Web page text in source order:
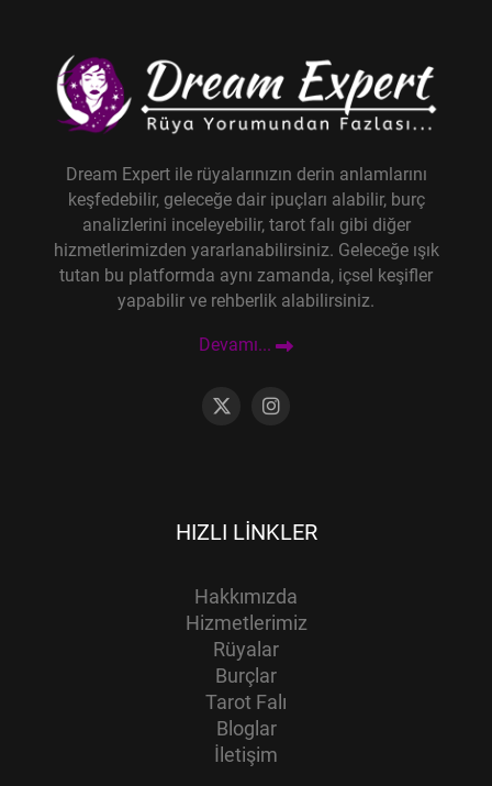
Dream Expert ile rüyalarınızın derin anlamlarını
keşfedebilir, geleceğe dair ipuçları alabilir, burç
analizlerini inceleyebilir, tarot falı gibi diğer
hizmetlerimizden yararlanabilirsiniz. Geleceğe ışık
tutan bu platformda aynı zamanda, içsel keşifler
yapabilir ve rehberlik alabilirsiniz.
Devamı...
HIZLI LINKLER
Hakkımızda
Hizmetlerimiz
Rüyalar
Burçlar
Tarot Falı
Bloglar
İletişim